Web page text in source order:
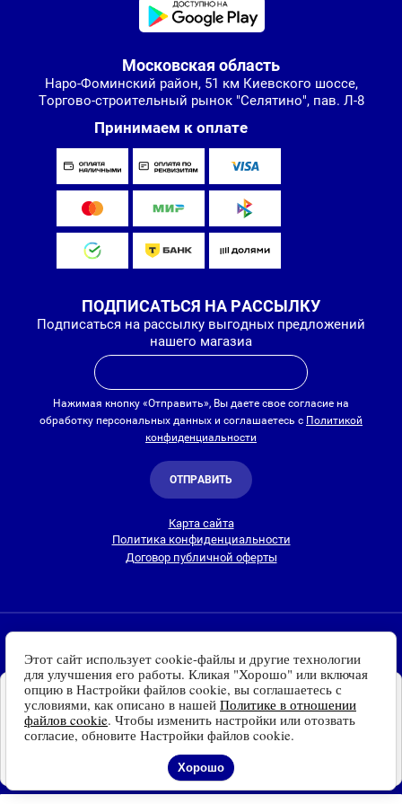
Установите наш сайт на
Ваше устройство
Доступно для устройств
на платформе Android
Установить
Московская область
Наро-Фоминский район, 51 км Киевского шоссе,
Торгово-строительный рынок "Селятино", пав. Л-8
Принимаем к оплате
ПОДПИСАТЬСЯ НА РАССЫЛКУ
Подписаться на рассылку выгодных предложений
нашего магазиа
Нажимая кнопку «Отправить», Вы даете свое согласие на
обработку персональных данных и соглашаетесь с Политикой
конфиденциальности
ОТПРАВИТЬ
Карта сайта
Политика конфиденциальности
Договор публичной оферты
Люстры, светильники и другие приборы освещения для
дома и улицы с доставкойпо всей России. Все права
защищены.
Информация о технических характеристиках, стране изготовления, внешнем
виде и цвете товаровносит справочный
и основывается на последних доступных к моменту публикации
сведениях
Этот сайт использует cookie-файлы и другие технологии
для улучшения его работы. Кликая "Хорошо" или включая
опцию в Настройки файлов cookie, вы соглашаетесь с
условиями, как описано в нашей Политике в отношении
файлов cookie. Чтобы изменить настройки или отозвать
согласие, обновите Настройки файлов cookie.
Хорошо